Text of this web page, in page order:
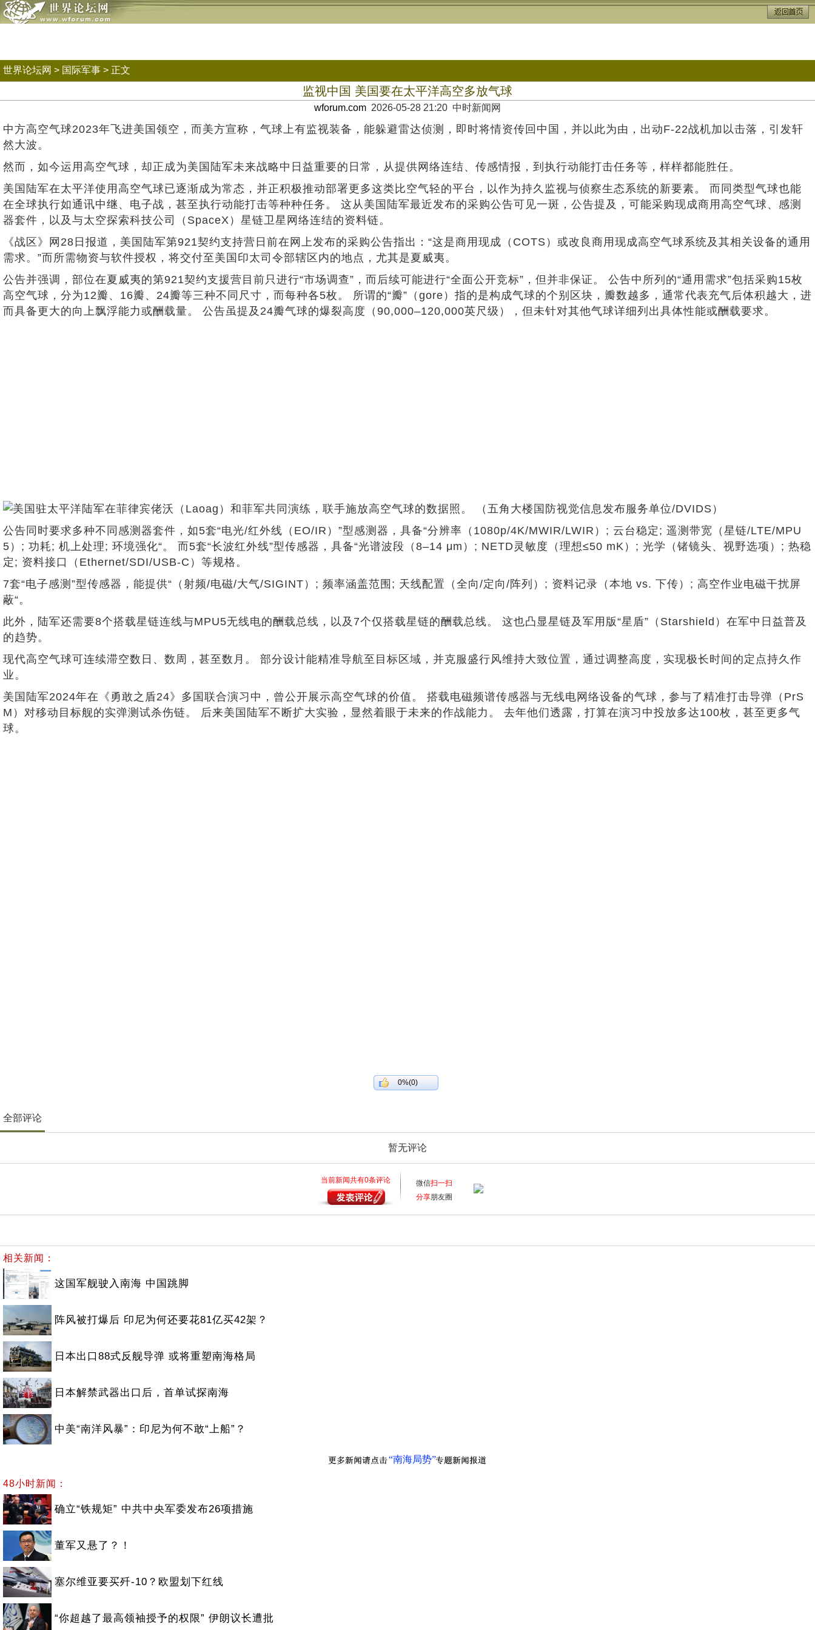
世界论坛网 > 国际军事 > 正文
监视中国 美国要在太平洋高空多放气球
wforum.com 2026-05-28 21:20 中时新闻网
中方高空气球2023年飞进美国领空，而美方宣称，气球上有监视装备，能躲避雷达侦测，即时将情资传回中国，并以此为由，出动F-22战机加以击落，引发轩
然大波。
然而，如今运用高空气球，却正成为美国陆军未来战略中日益重要的日常，从提供网络连结、传感情报，到执行动能打击任务等，样样都能胜任。
美国陆军在太平洋使用高空气球已逐渐成为常态，并正积极推动部署更多这类比空气轻的平台，以作为持久监视与侦察生态系统的新要素。 而同类型气球也能
在全球执行如通讯中继、电子战，甚至执行动能打击等种种任务。 这从美国陆军最近发布的采购公告可见一斑，公告提及，可能采购现成商用高空气球、感测
器套件，以及与太空探索科技公司（SpaceX）星链卫星网络连结的资料链。
《战区》网28日报道，美国陆军第921契约支持营日前在网上发布的采购公告指出：“这是商用现成（COTS）或改良商用现成高空气球系统及其相关设备的通用
需求。”而所需物资与软件授权，将交付至美国印太司令部辖区内的地点，尤其是夏威夷。
公告并强调，部位在夏威夷的第921契约支援营目前只进行“市场调查”，而后续可能进行“全面公开竞标”，但并非保证。 公告中所列的“通用需求”包括采购15枚
高空气球，分为12瓣、16瓣、24瓣等三种不同尺寸，而每种各5枚。 所谓的“瓣”（gore）指的是构成气球的个别区块，瓣数越多，通常代表充气后体积越大，进
而具备更大的向上飘浮能力或酬载量。 公告虽提及24瓣气球的爆裂高度（90,000–120,000英尺级），但未针对其他气球详细列出具体性能或酬载要求。
公告同时要求多种不同感测器套件，如5套“电光/红外线（EO/IR）”型感测器，具备“分辨率（1080p/4K/MWIR/LWIR）; 云台稳定; 遥测带宽（星链/LTE/MPU
5）; 功耗; 机上处理; 环境强化“。 而5套“长波红外线”型传感器，具备“光谱波段（8–14 μm）; NETD灵敏度（理想≤50 mK）; 光学（锗镜头、视野选项）; 热稳
定; 资料接口（Ethernet/SDI/USB-C）等规格。
7套“电子感测”型传感器，能提供“（射频/电磁/大气/SIGINT）; 频率涵盖范围; 天线配置（全向/定向/阵列）; 资料记录（本地 vs. 下传）; 高空作业电磁干扰屏
蔽“。
此外，陆军还需要8个搭载星链连线与MPU5无线电的酬载总线，以及7个仅搭载星链的酬载总线。 这也凸显星链及军用版“星盾”（Starshield）在军中日益普及
的趋势。
现代高空气球可连续滞空数日、数周，甚至数月。 部分设计能精准导航至目标区域，并克服盛行风维持大致位置，通过调整高度，实现极长时间的定点持久作
业。
美国陆军2024年在《勇敢之盾24》多国联合演习中，曾公开展示高空气球的价值。 搭载电磁频谱传感器与无线电网络设备的气球，参与了精准打击导弹（PrS
M）对移动目标舰的实弹测试杀伤链。 后来美国陆军不断扩大实验，显然着眼于未来的作战能力。 去年他们透露，打算在演习中投放多达100枚，甚至更多气
球。
0%(0)
全部评论
暂无评论
当前新闻共有0条评论 微信扫一扫
分享朋友圈
相关新闻：
这国军舰驶入南海 中国跳脚
阵风被打爆后 印尼为何还要花81亿买42架？
日本出口88式反舰导弹 或将重塑南海格局
日本解禁武器出口后，首单试探南海
中美“南洋风暴”：印尼为何不敢“上船”？
“南海局势”
48小时新闻：
确立“铁规矩” 中共中央军委发布26项措施
董军又悬了？！
塞尔维亚要买歼-10？欧盟划下红线
“你超越了最高领袖授予的权限” 伊朗议长遭批